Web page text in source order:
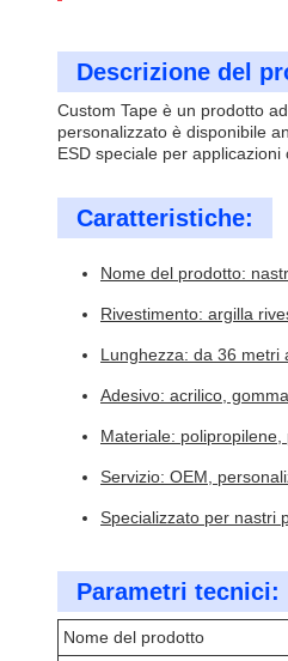
Descrizione del
Custom Tape è un prodotto
personalizzato è disponibile
ESD speciale per
Caratteristiche:
Nome del prodotto:
Rivestimento: argilla
Lunghezza: da 36 metri
Adesivo: acrilico,
Materiale: polipropilene,
Servizio: OEM,
Specializzato per nastri
Parametri tecnici:
Nome del prodotto